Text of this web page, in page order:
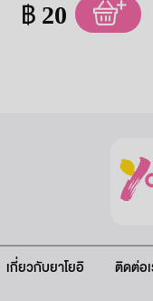
฿ 20
เกี่ยวกับยาโยอิ ติดต่อ